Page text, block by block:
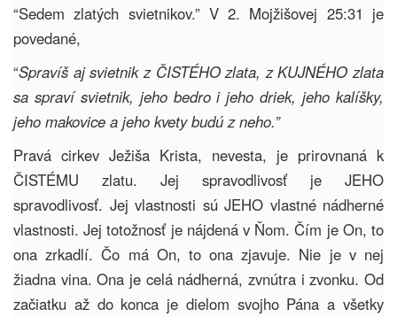
“Sedem zlatých svietnikov.” V 2. Mojžišovej 25:31 je
povedané,
“Spravíš aj svietnik z ČISTÉHO zlata, z KUJNÉHO zlata
sa spraví svietnik, jeho bedro i jeho driek, jeho kalíšky,
jeho makovice a jeho kvety budú z neho.”
Pravá cirkev Ježiša Krista, nevesta, je prirovnaná k
ČISTÉMU zlatu. Jej spravodlivosť je JEHO
spravodlivosť. Jej vlastnosti sú JEHO vlastné nádherné
vlastnosti. Jej totožnosť je nájdená v Ňom. Čím je On, to
ona zrkadlí. Čo má On, to ona zjavuje. Nie je v nej
žiadna vina. Ona je celá nádherná, zvnútra i zvonku. Od
začiatku až do konca je dielom svojho Pána a všetky